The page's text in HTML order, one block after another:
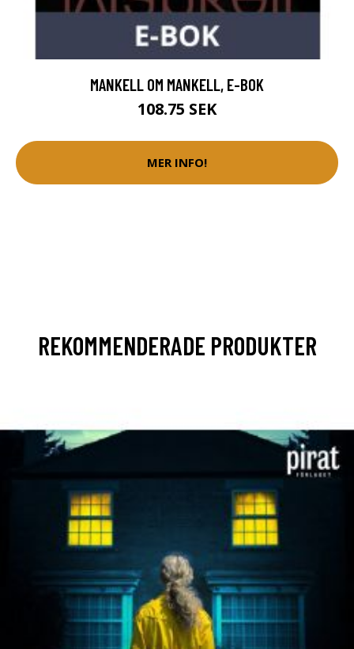
MANKELL OM MANKELL, E-BOK
108.75 SEK
MER INFO!
REKOMMENDERADE PRODUKTER